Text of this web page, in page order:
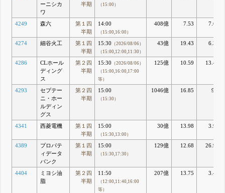
ーニシカ
ワ
半期
（15:00）
4249 森六
第１四
半期
14:00
（15:00,16:00）
408億 7.53 7.68
4274 細谷火工
第１四
半期
15:30 （2026/08/06）
（15:00,12:00,11:30）
43億 19.43 6.32
4286
CLホール
ディング
ス
第２四
半期
15:30 （2026/08/06）
（15:00,16:00,17:00
等）
125億 10.59 13.42
4293
セプテー
ニ・ホー
ルディン
グス
第２四
半期
15:00
（15:30）
1046億 16.85 9.2
4341 西菱電機
第１四
半期
15:00
（15:30,13:00）
30億 13.98 3.95
4389
プロパテ
ィデータ
バンク
第１四
半期
15:00
（15:30,17:30）
129億 12.68 26.92
4404
ミヨシ油
脂
第２四
半期
11:50
（12:00,11:40,16:00
等）
207億 13.75 3.43